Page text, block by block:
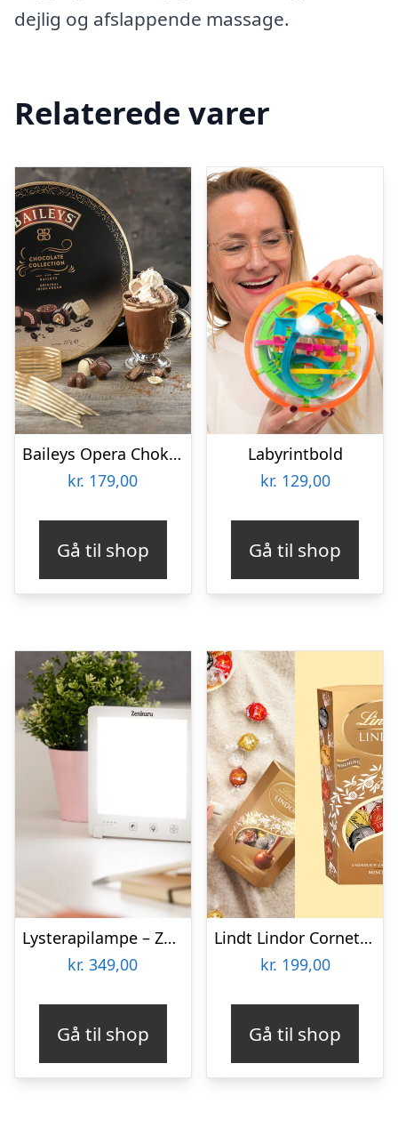
dejlig og afslappende massage.
Relaterede varer
Baileys Opera Chokoladeæske
kr. 179,00
Gå til shop
Labyrintbold
kr. 129,00
Gå til shop
Lysterapilampe – Zenkuru
kr. 349,00
Gå til shop
Lindt Lindor Cornet 500 gram – Blandet chokolade
kr. 199,00
Gå til shop